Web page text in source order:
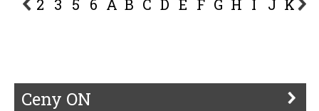
2 3 5 6 A B C D E F G H I J K L
Ceny ON